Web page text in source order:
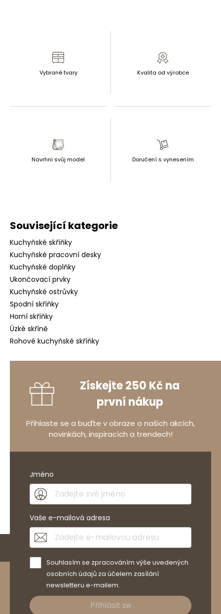
Vybrané tvary Kvalita od výrobce
Navrhni svůj model Doručení s vynesením
Související kategorie
Kuchyňské skříňky
Kuchyňské pracovní desky
Kuchyňské doplňky
Ukončovací prvky
Kuchyňské ostrůvky
Spodní skříňky
Horní skříňky
Úzké skříně
Rohové kuchyňské skříňky
Získejte 250 Kč na
první nákup
Přihlaste se a buďte v obraze o našich akcích,
novinkách, inspiracích a trendech!
Jméno
Vaše e-mailová adresa
Souhlasím se zpracováním výše uvedených
osobních údajů za účelem zasílání
newsletteru e-mailem.
Přihlásit se